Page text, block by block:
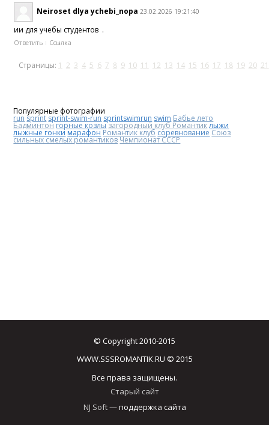
Neiroset dlya ychebi_nopa 23.02.2026 19:21:40
ии для учебы студентов .
Ответить Ссылка
Страницы: 1 2 3 4 5 6 7 8 9 10 11 12 13 14 15 16 17 18 19 20 21
Популярные фотографии
run sprint sprint-swim-run sprintswimrun swim Бабье лето
Бадминтонгорные козлы загородный клуб Романтиклыжи
лыжные гонки марафонРомантик клубсоревнованиеСоюз
сильных смелых романтиковЧемпионат СССР
© Copyright 2010-2015
WWW.SSSROMANTIK.RU © 2015
Все права защищены.
Старый сайт
NJ Soft— поддержка сайта